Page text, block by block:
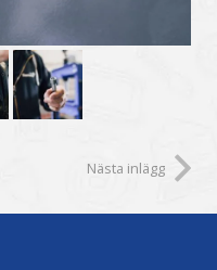
Nästa inlägg